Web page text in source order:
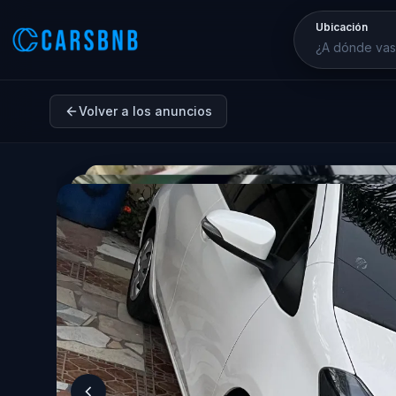
Ubicación
Volver a los anuncios